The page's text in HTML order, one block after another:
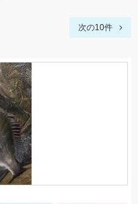
次の10件